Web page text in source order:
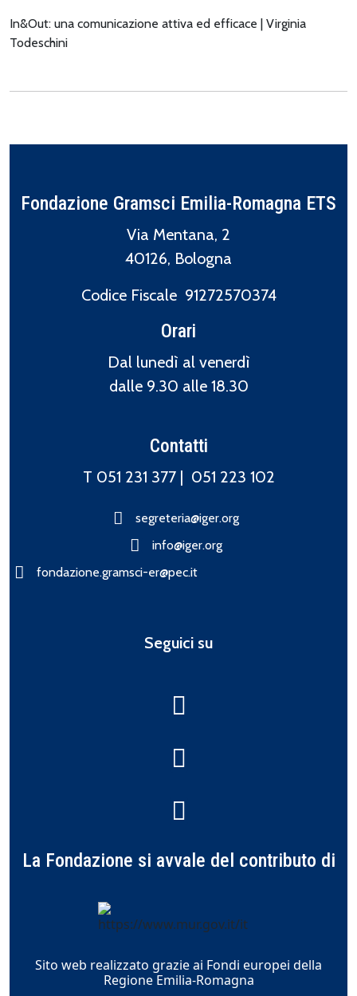
In&Out: una comunicazione attiva ed efficace | Virginia
Todeschini
Fondazione Gramsci Emilia-Romagna ETS
Via Mentana, 2
40126, Bologna
Codice Fiscale 91272570374
Orari
Dal lunedì al venerdì
dalle 9.30 alle 18.30
Contatti
T 051 231 377 | 051 223 102
segreteria@iger.org
info@iger.org
fondazione.gramsci-er@pec.it
Seguici su
La Fondazione si avvale del contributo di
Sito web realizzato grazie ai Fondi europei della
Regione Emilia-Romagna